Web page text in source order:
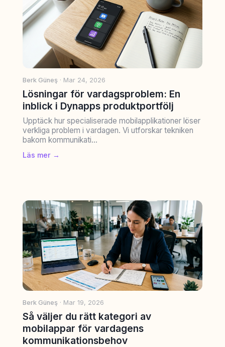
Berk Güneş · Mar 24, 2026
Lösningar för vardagsproblem: En
inblick i Dynapps produktportfölj
Upptäck hur specialiserade mobilapplikationer löser
verkliga problem i vardagen. Vi utforskar tekniken
bakom kommunikati...
Läs mer →
Berk Güneş · Mar 19, 2026
Så väljer du rätt kategori av
mobilappar för vardagens
kommunikationsbehov